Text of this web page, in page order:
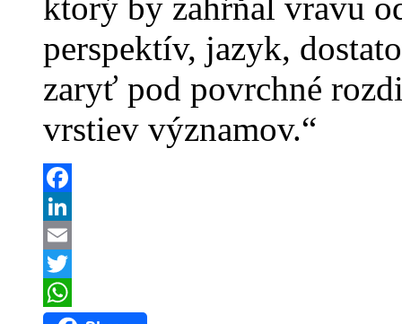
perspektív, jazyk,
zaryť pod povrchné
vrstiev významov.“
Facebook
LinkedIn
Email
Twitter
WhatsApp